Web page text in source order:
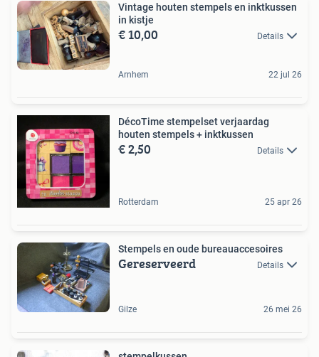
Vintage houten stempels en inktkussen
in kistje
€ 10,00 Details
Arnhem 22 jul 26
DécoTime stempelset verjaardag
houten stempels + inktkussen
€ 2,50 Details
Rotterdam 25 apr 26
Stempels en oude bureauaccesoires
Gereserveerd Details
Gilze 26 mei 26